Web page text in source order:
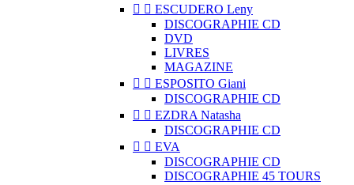
  ESCUDERO Leny
DISCOGRAPHIE CD
DVD
LIVRES
MAGAZINE
  ESPOSITO Giani
DISCOGRAPHIE CD
  EZDRA Natasha
DISCOGRAPHIE CD
  EVA
DISCOGRAPHIE CD
DISCOGRAPHIE 45 TOURS